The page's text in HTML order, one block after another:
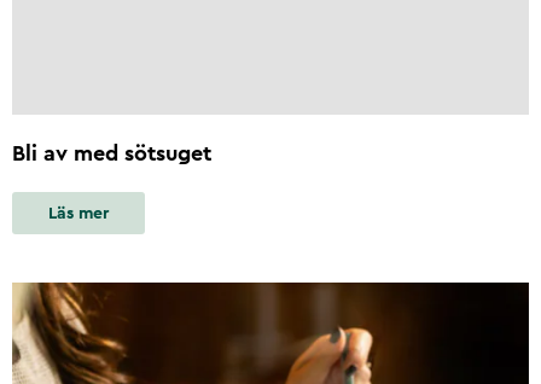
Bli av med sötsuget
Läs mer